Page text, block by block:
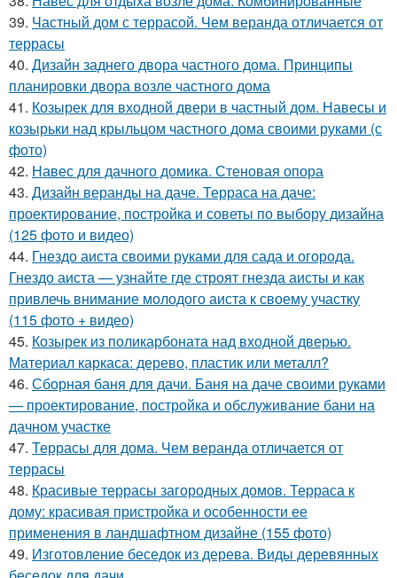
39. Частный дом с террасой. Чем веранда отличается от
террасы
40. Дизайн заднего двора частного дома. Принципы
планировки двора возле частного дома
41. Козырек для входной двери в частный дом. Навесы и
козырьки над крыльцом частного дома своими руками (с
фото)
42. Навес для дачного домика. Стеновая опора
43. Дизайн веранды на даче. Терраса на даче:
проектирование, постройка и советы по выбору дизайна
(125 фото и видео)
44. Гнездо аиста своими руками для сада и огорода.
Гнездо аиста — узнайте где строят гнезда аисты и как
привлечь внимание молодого аиста к своему участку
(115 фото + видео)
45. Козырек из поликарбоната над входной дверью.
Материал каркаса: дерево, пластик или металл?
46. Сборная баня для дачи. Баня на даче своими руками
— проектирование, постройка и обслуживание бани на
дачном участке
47. Террасы для дома. Чем веранда отличается от
террасы
48. Красивые террасы загородных домов. Терраса к
дому: красивая пристройка и особенности ее
применения в ландшафтном дизайне (155 фото)
49. Изготовление беседок из дерева. Виды деревянных